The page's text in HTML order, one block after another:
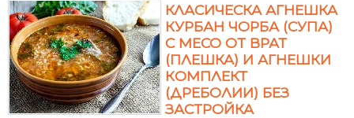
КЛАСИЧЕСКА АГНЕШКА
КУРБАН ЧОРБА (СУПА)
С МЕСО ОТ ВРАТ
(ПЛЕШКА) И АГНЕШКИ
КОМПЛЕКТ
(ДРЕБОЛИИ) БЕЗ
ЗАСТРОЙКА